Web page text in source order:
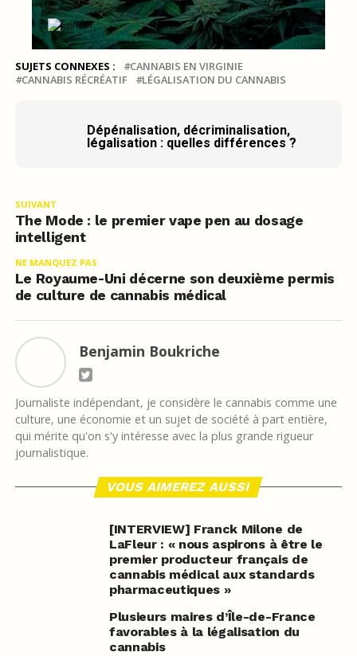
SUJETS CONNEXES :
CANNABIS EN VIRGINIE
CANNABIS RÉCRÉATIF
LÉGALISATION DU CANNABIS
Dépénalisation, décriminalisation,
légalisation : quelles différences ?
SUIVANT
The Mode : le premier vape pen au dosage
intelligent
NE MANQUEZ PAS
Le Royaume-Uni décerne son deuxième permis
de culture de cannabis médical
Benjamin Boukriche
Journaliste indépendant, je considère le cannabis comme une
culture, une économie et un sujet de société à part entière,
qui mérite qu'on s'y intéresse avec la plus grande rigueur
journalistique.
VOUS AIMEREZ AUSSI
[INTERVIEW] Franck Milone de
LaFleur : « nous aspirons à être le
premier producteur français de
cannabis médical aux standards
pharmaceutiques »
Plusieurs maires d’Île-de-France
favorables à la légalisation du
cannabis